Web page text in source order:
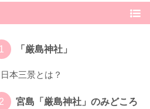
「厳島神社」
日本三景とは？
宮島「厳島神社」のみどころ